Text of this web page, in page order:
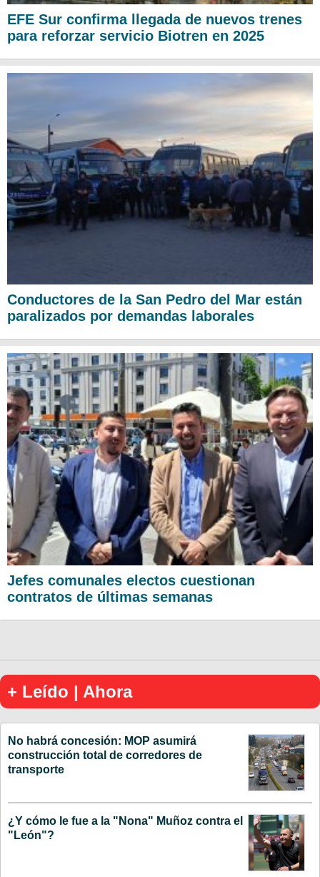
EFE Sur confirma llegada de nuevos trenes
para reforzar servicio Biotren en 2025
Conductores de la San Pedro del Mar están
paralizados por demandas laborales
Jefes comunales electos cuestionan
contratos de últimas semanas
+ Leído | Ahora
No habrá concesión: MOP asumirá
construcción total de corredores de
transporte
¿Y cómo le fue a la "Nona" Muñoz contra el
"León"?